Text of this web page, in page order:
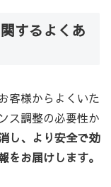
するよくあ
客様からよくいた
ス調整の必要性か
し、より安全で効
をお届けします。